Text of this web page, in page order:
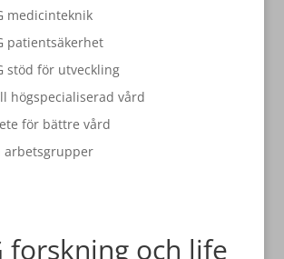
medicinteknik
patientsäkerhet
stöd för utveckling
högspecialiserad vård
för bättre vård
arbetsgrupper
forskning och life